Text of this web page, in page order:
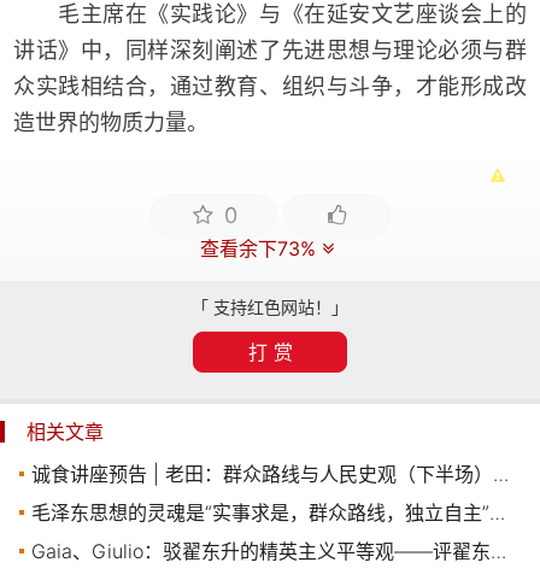
毛主席在《实践论》与《在延安文艺座谈会上的
讲话》中，同样深刻阐述了先进思想与理论必须与群
众实践相结合，通过教育、组织与斗争，才能形成改
造世界的物质力量。
0
查看余下73%
「 支持红色网站！」
打 赏
相关文章
诚食讲座预告 | 老田：群众路线与人民史观（下半场）——人民革命的政治公共性问题
毛泽东思想的灵魂是“实事求是，群众路线，独立自主”吗？
Gaia、Giulio：驳翟东升的精英主义平等观——评翟东升“改造马克思”（之三）